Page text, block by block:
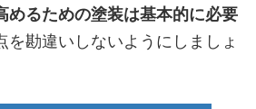
めるための塗装は基本的に必要
を勘違いしないようにしましょ